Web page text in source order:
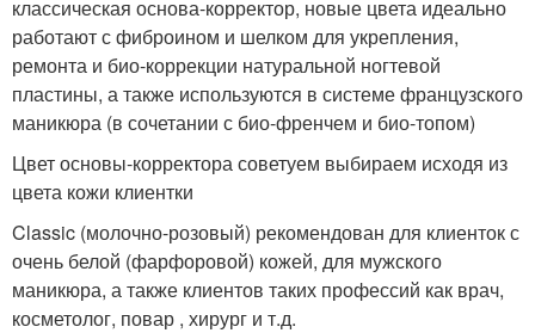
классическая основа-корректор, новые цвета идеально
работают с фиброином и шелком для укрепления,
ремонта и био-коррекции натуральной ногтевой
пластины, а также используются в системе французского
маникюра (в сочетании с био-френчем и био-топом)
Цвет основы-корректора советуем выбираем исходя из
цвета кожи клиентки
Classic (молочно-розовый) рекомендован для клиенток с
очень белой (фарфоровой) кожей, для мужского
маникюра, а также клиентов таких профессий как врач,
косметолог, повар , хирург и т.д.